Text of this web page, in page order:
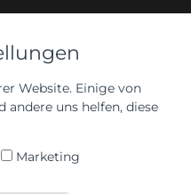
Website. Einige von
andere uns helfen, diese
Marketing